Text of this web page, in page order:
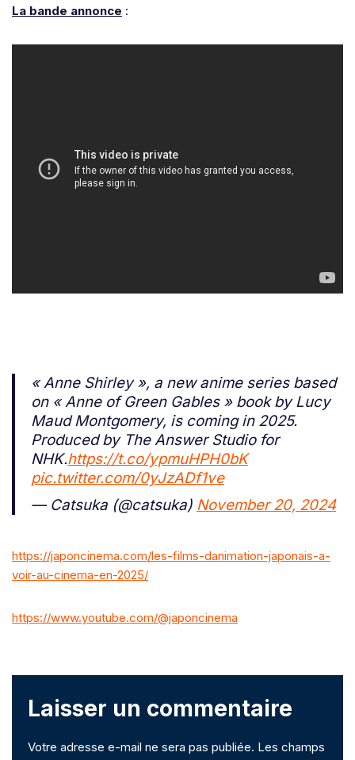
La bande annonce :
« Anne Shirley », a new anime series based
on « Anne of Green Gables » book by Lucy
Maud Montgomery, is coming in 2025.
Produced by The Answer Studio for
NHK.https://t.co/ypmuHPH0bK
pic.twitter.com/0yJzADf1ve
— Catsuka (@catsuka) November 20, 2024
https://japoncinema.com/les-films-danimation-japonais-a-
voir-au-cinema-en-2025/
https://www.youtube.com/@japoncinema
Laisser un commentaire
Votre adresse e-mail ne sera pas publiée. Les champs